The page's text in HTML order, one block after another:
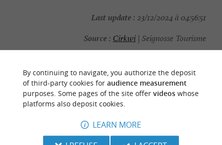
Last update : 23/12/2024 à 04:56:51
Source : Cirkwi | Seignosse Tourisme
Photo credit :
Information Accommodation
By continuing to navigate, you authorize the deposit
of third-party cookies for audience measurement
purposes. Some pages of the site offer videoswhose
platforms also deposit cookies.
LEARN MORE